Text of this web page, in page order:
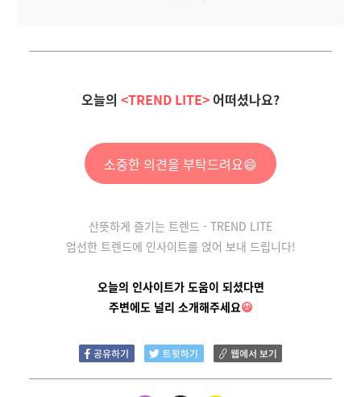
오늘의 <TREND LITE> 어떠셨나요?
소중한 의견을 부탁드려요😄
산뜻하게 즐기는 트렌드 - TREND LITE
엄선한 트렌드에 인사이트를 얹어 보내 드립니다!
오늘의 인사이트가 도움이 되셨다면
주변에도 널리 소개해주세요😃